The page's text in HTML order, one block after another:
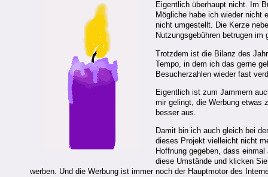
Eigentlich überhaupt nicht. Im
Mögliche habe ich wieder nicht
nicht umgestellt. Die Kerze
Nutzungsgebühren betrugen im
Trotzdem ist die Bilanz des
Tempo, in dem ich das gerne
Besucherzahlen wieder fast
Eigentlich ist zum Jammern
mir gelingt, die Werbung etwas
besser aus.
Damit bin ich auch gleich bei
dieses Projekt vielleicht nicht
Hoffnung gegeben, dass
diese Umstände und klicken
werben. Und die Werbung ist immer noch der Hauptmotor des